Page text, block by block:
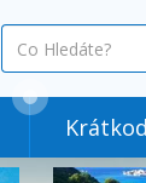
co
hledáte